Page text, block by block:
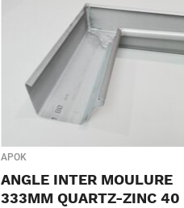
APOK
ANGLE INTER MOULURE
333MM QUARTZ-ZINC 40